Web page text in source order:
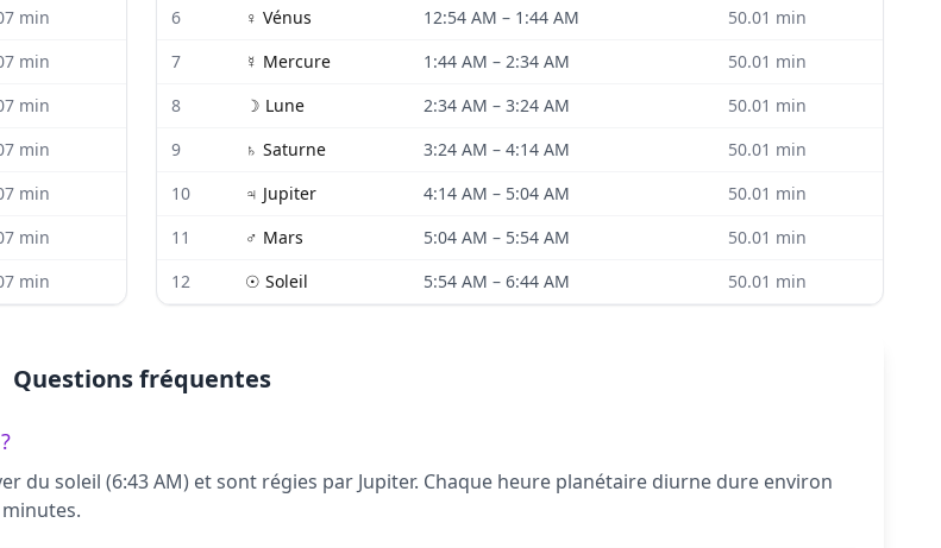
min
min
min
min
min
min
min
6
♀ Vénus 12:54 AM – 1:44 AM 50.01 min
7
☿ Mercure 1:44 AM – 2:34 AM 50.01 min
8
☽ Lune 2:34 AM – 3:24 AM 50.01 min
9
♄ Saturne 3:24 AM – 4:14 AM 50.01 min
10
♃ Jupiter 4:14 AM – 5:04 AM 50.01 min
11
♂ Mars 5:04 AM – 5:54 AM 50.01 min
12
☉ Soleil 5:54 AM – 6:44 AM 50.01 min
Questions fréquentes
du soleil (6:43 AM) et sont régies par Jupiter. Chaque heure planétaire diurne dure environ